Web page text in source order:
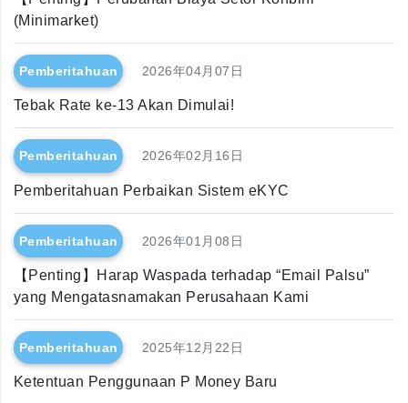
(Minimarket)
Pemberitahuan 2026年04月07日
Tebak Rate ke-13 Akan Dimulai!
Pemberitahuan 2026年02月16日
Pemberitahuan Perbaikan Sistem eKYC
Pemberitahuan 2026年01月08日
【Penting】Harap Waspada terhadap “Email Palsu”
yang Mengatasnamakan Perusahaan Kami
Pemberitahuan 2025年12月22日
Ketentuan Penggunaan P Money Baru